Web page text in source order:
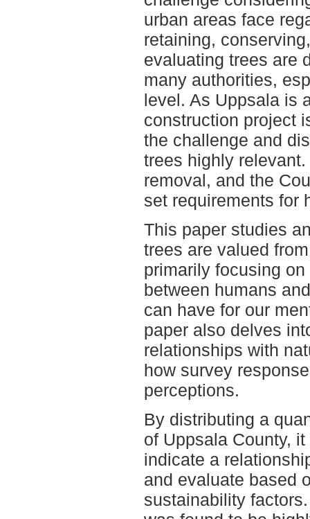
urban areas face
retaining,
evaluating trees are
many authorities,
level. As Uppsala is
construction project
the challenge and
trees highly
removal, and the
set requirements for
This paper studies
trees are valued
primarily focusing
between humans
can have for our
paper also delves
relationships with
how survey
perceptions.
By distributing a
of Uppsala County,
indicate a
and evaluate based
sustainability